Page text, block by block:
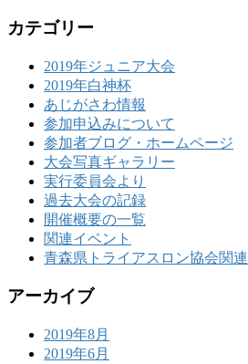
カテゴリー
2019年ジュニア大会
2019年白神杯
あじがさわ情報
参加申込みについて
参加者ブログ・ホームページ
大会写真ギャラリー
実行委員会より
過去大会の記録
開催概要の一覧
関連イベント
青森県トライアスロン協会関連
アーカイブ
2019年8月
2019年6月